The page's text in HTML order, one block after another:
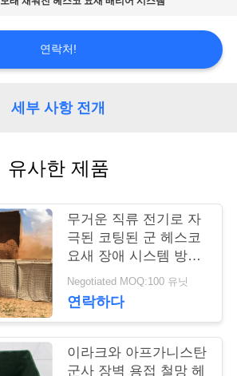
연락처!
세부 사항 전개
유사한 제품
무거운 직류 전기로 자
극된 코팅된 군 헤스코
요새 장애 시스템 방어
적 헤스코 장애
Negotiated MOQ:100 유닛
연락하다
이라크와 아프가니스탄
군사 장벽 용접 철망 헤